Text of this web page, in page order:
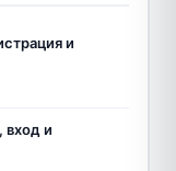
и
вход и